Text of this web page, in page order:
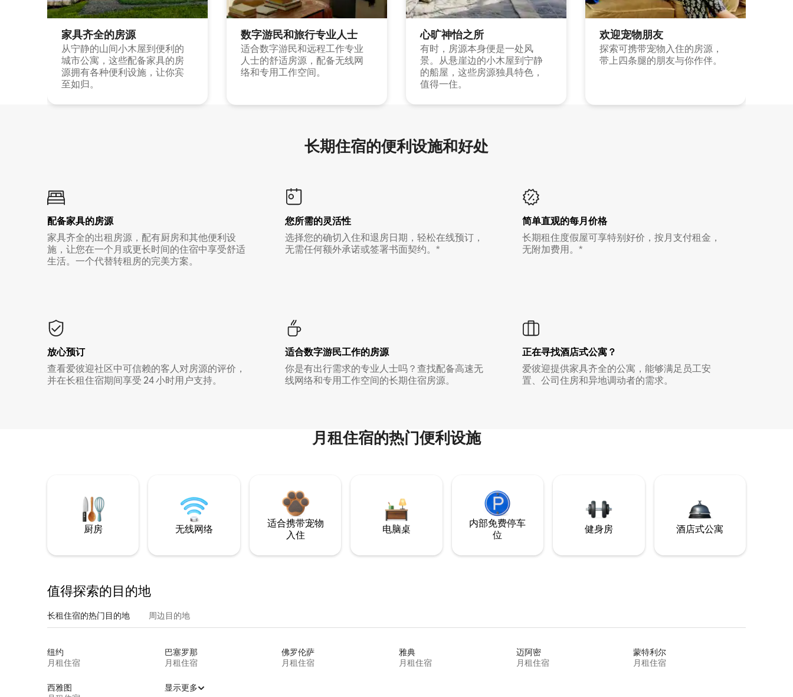
家具齐全的房源
从宁静的山间小木屋到便利的
城市公寓，这些配备家具的房
源拥有各种便利设施，让你宾
至如归。
数字游民和旅行专业人士
适合数字游民和远程工作专业
人士的舒适房源，配备无线网
络和专用工作空间。
心旷神怡之所
有时，房源本身便是一处风
景。从悬崖边的小木屋到宁静
的船屋，这些房源独具特色，
值得一住。
欢迎宠物朋友
探索可携带宠物入住的房源，
带上四条腿的朋友与你作伴。
长期住宿的便利设施和好处
配备家具的房源
家具齐全的出租房源，配有厨房和其他便利设
施，让您在一个月或更长时间的住宿中享受舒适
生活。一个代替转租房的完美方案。
您所需的灵活性
选择您的确切入住和退房日期，轻松在线预订，
无需任何额外承诺或签署书面契约。*
简单直观的每月价格
长期租住度假屋可享特别好价，按月支付租金，
无附加费用。*
放心预订
查看爱彼迎社区中可信赖的客人对房源的评价，
并在长租住宿期间享受 24 小时用户支持。
适合数字游民工作的房源
你是有出行需求的专业人士吗？查找配备高速无
线网络和专用工作空间的长期住宿房源。
正在寻找酒店式公寓？
爱彼迎提供家具齐全的公寓，能够满足员工安
置、公司住房和异地调动者的需求。
月租住宿的热门便利设施
厨房 无线网络
适合携带宠物
入住
电脑桌
内部免费停车
位
健身房 酒店式公寓
值得探索的目的地
长租住宿的热门目的地 周边目的地
纽约
月租住宿
巴塞罗那
月租住宿
佛罗伦萨
月租住宿
雅典
月租住宿
迈阿密
月租住宿
蒙特利尔
月租住宿
西雅图
显示更多